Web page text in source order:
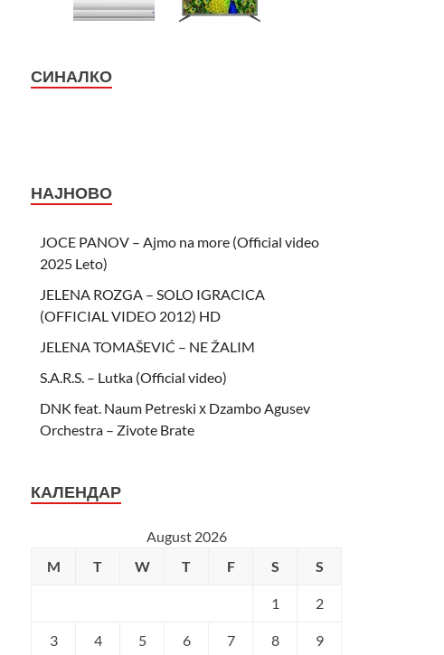
СИНАЛКО
НАЈНОВО
JOCE PANOV – Ajmo na more (Official video
2025 Leto)
JELENA ROZGA – SOLO IGRACICA
(OFFICIAL VIDEO 2012) HD
JELENA TOMAŠEVIĆ – NE ŽALIM
S.A.R.S. – Lutka (Official video)
DNK feat. Naum Petreski х Dzambo Agusev
Orchestra – Zivote Brate
КАЛЕНДАР
August 2026
M
T W T F S S
1 2
3 4 5 6 7 8 9